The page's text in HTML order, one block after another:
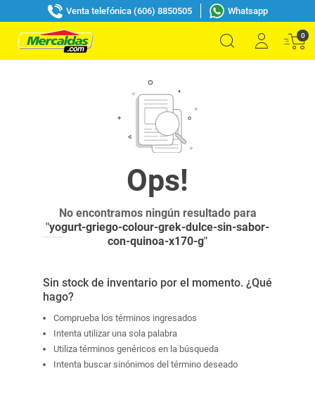
Venta telefónica (606) 8850505 Whatsapp
0
No encontramos ningún resultado para
"yogurt-griego-colour-grek-dulce-sin-sabor-
con-quinoa-x170-g"
Sin stock de inventario por el momento. ¿Qué
hago?
Comprueba los términos ingresados
Intenta utilizar una sola palabra
Utiliza términos genéricos en la búsqueda
Intenta buscar sinónimos del término deseado